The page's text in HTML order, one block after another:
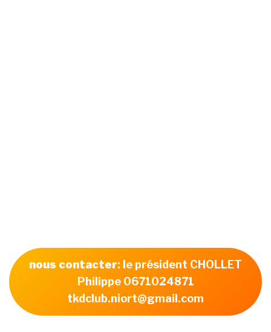
nous contacter: le président CHOLLET
Philippe 0671024871
tkdclub.niort@gmail.com